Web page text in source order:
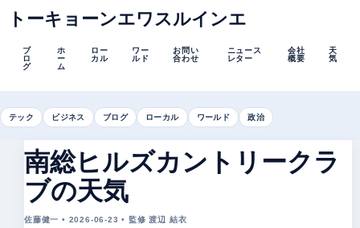
トーキョーンエワスルインエ
ブ
ロ
グ
ホ
ー
ム
ロー
カル
ワー
ルド
お問い
合わせ
ニュース
レター
会社
概要
天
気
テック ビジネス ブログ ローカル ワールド 政治
南総ヒルズカントリークラ
ブの天気
佐藤健一 • 2026-06-23 • 監修 渡辺 結衣